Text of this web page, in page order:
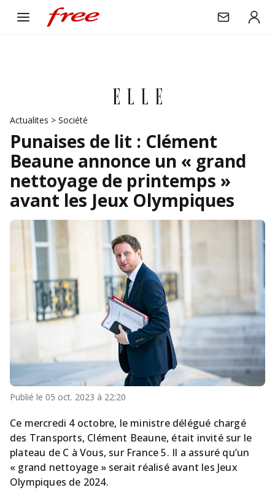
Actualites > Société
Punaises de lit : Clément
Beaune annonce un « grand
nettoyage de printemps »
avant les Jeux Olympiques
Publié le 05 oct. 2023 à 22:20
Ce mercredi 4 octobre, le ministre délégué chargé
des Transports, Clément Beaune, était invité sur le
plateau de C à Vous, sur France 5. Il a assuré qu’un
« grand nettoyage » serait réalisé avant les Jeux
Olympiques de 2024.